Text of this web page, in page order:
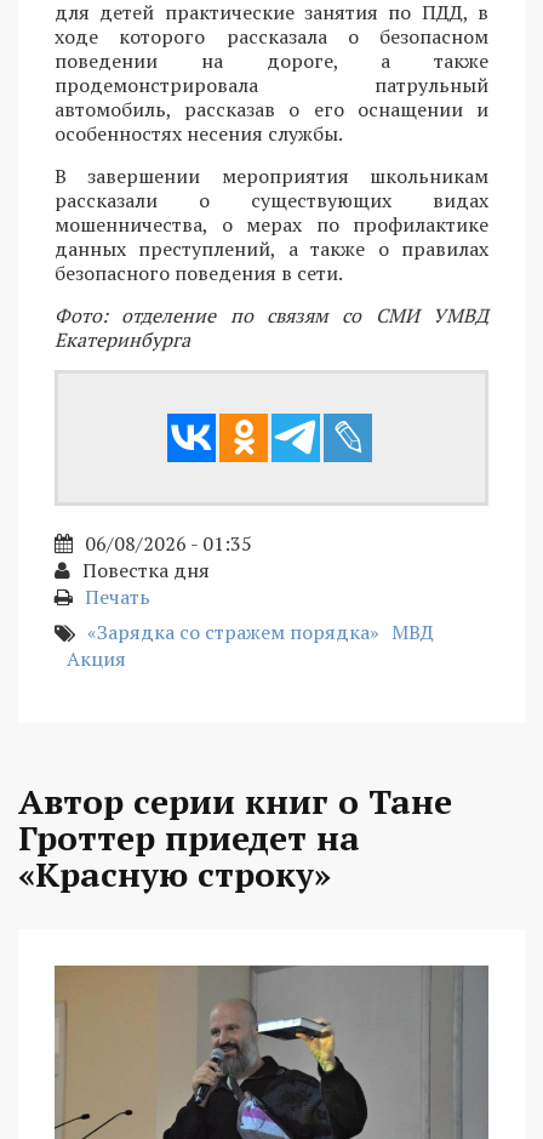
для детей практические занятия по ПДД, в
ходе которого рассказала о безопасном
поведении на дороге, а также
продемонстрировала патрульный
автомобиль, рассказав о его оснащении и
особенностях несения службы.
В завершении мероприятия школьникам
рассказали о существующих видах
мошенничества, о мерах по профилактике
данных преступлений, а также о правилах
безопасного поведения в сети.
Фото: отделение по связям со СМИ УМВД
Екатеринбурга
06/08/2026 - 01:35
Повестка дня
Печать
«Зарядка со стражем порядка» МВД
Акция
Автор серии книг о Тане
Гроттер приедет на
«Красную строку»